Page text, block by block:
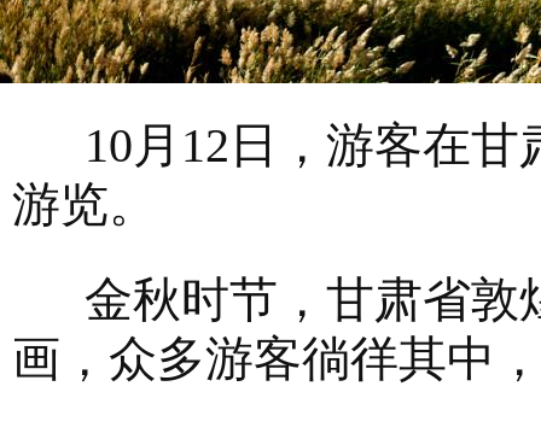
10月12日，游客在甘
游览。
金秋时节，甘肃省敦
画，众多游客徜徉其中